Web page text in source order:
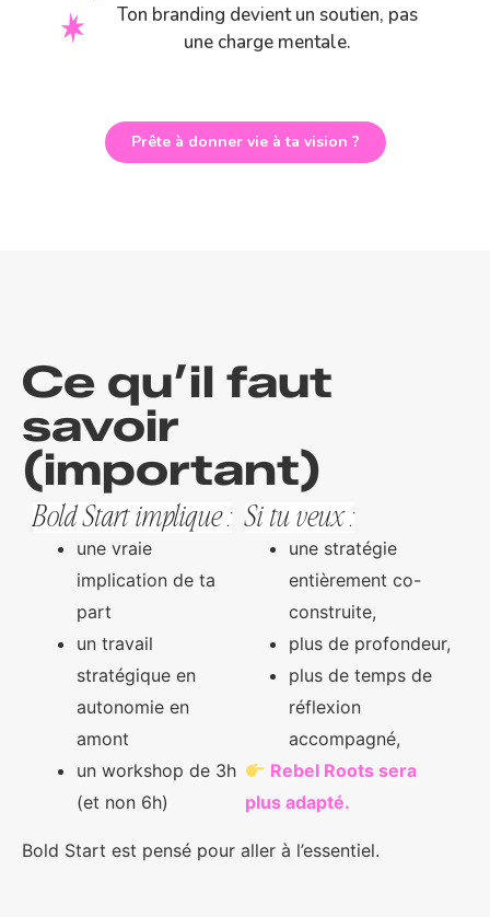
Ton branding devient un soutien, pas
une charge mentale.
Prête à donner vie à ta vision ?
Ce qu’il faut
savoir
(important)
Bold Start implique :
une vraie
implication de ta
part
un travail
stratégique en
autonomie en
amont
un workshop de 3h
(et non 6h)
Si tu veux :
une stratégie
entièrement co-
construite,
plus de profondeur,
plus de temps de
réflexion
accompagné,
Rebel Roots sera
plus adapté.
Bold Start est pensé pour aller à l’essentiel.